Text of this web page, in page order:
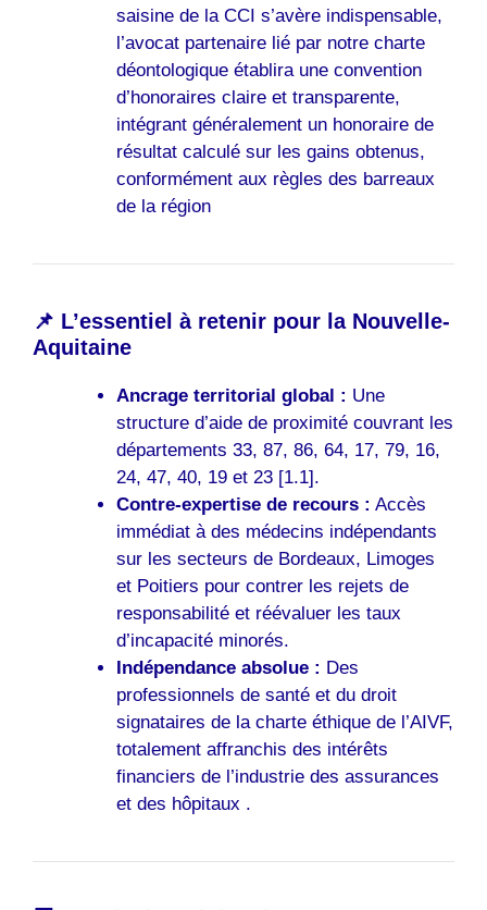
saisine de la CCI s’avère indispensable,
l’avocat partenaire lié par notre charte
déontologique établira une convention
d’honoraires claire et transparente,
intégrant généralement un honoraire de
résultat calculé sur les gains obtenus,
conformément aux règles des barreaux
de la région
📌 L’essentiel à retenir pour la Nouvelle-
Aquitaine
Ancrage territorial global : Une
structure d’aide de proximité couvrant les
départements 33, 87, 86, 64, 17, 79, 16,
24, 47, 40, 19 et 23 [1.1].
Contre-expertise de recours : Accès
immédiat à des médecins indépendants
sur les secteurs de Bordeaux, Limoges
et Poitiers pour contrer les rejets de
responsabilité et réévaluer les taux
d’incapacité minorés.
Indépendance absolue : Des
professionnels de santé et du droit
signataires de la charte éthique de l’AIVF,
totalement affranchis des intérêts
financiers de l’industrie des assurances
et des hôpitaux .